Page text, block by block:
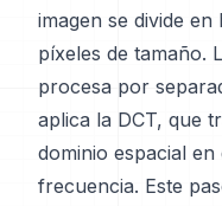
imagen se divide
píxeles de tamaño.
procesa por
aplica la DCT, que
dominio espacial
frecuencia. Este